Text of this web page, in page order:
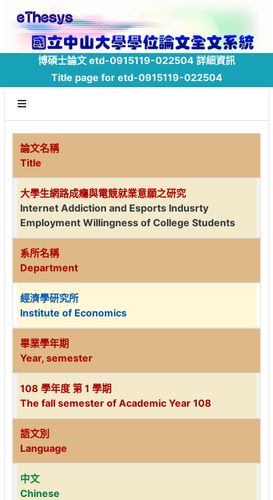
博碩士論文 etd-0915119-022504 詳細資訊
Title page for etd-0915119-022504
論文名稱
Title
大學生網路成癮與電競就業意願之研究
Internet Addiction and Esports Indusrty
Employment Willingness of College Students
系所名稱
Department
經濟學研究所
Institute of Economics
畢業學年期
Year, semester
108 學年度 第 1 學期
The fall semester of Academic Year 108
語文別
Language
中文
Chinese